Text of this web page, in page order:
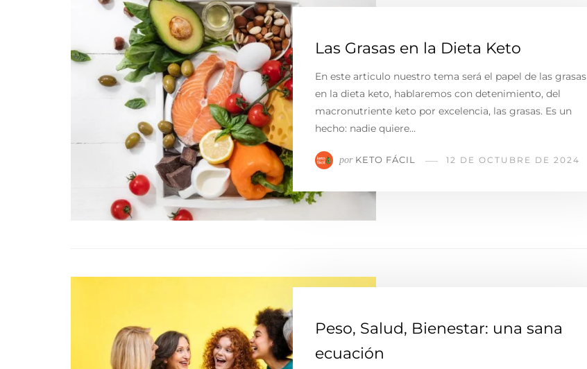
Las Grasas en la Dieta Keto
En este articulo nuestro tema será el papel de las grasas
en la dieta keto, hablaremos con detenimiento, del
macronutriente keto por excelencia, las grasas. Es un
hecho: nadie quiere…
por KETO FÁCIL 12 DE OCTUBRE DE 2024
Peso, Salud, Bienestar: una sana
ecuación